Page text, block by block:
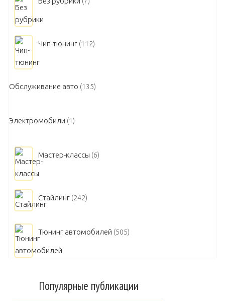
Чип-тюнинг (112)
Обслуживание авто (135)
Электромобили (1)
Мастер-классы (6)
Стайлинг (242)
Тюнинг автомобилей (505)
Популярные публикации